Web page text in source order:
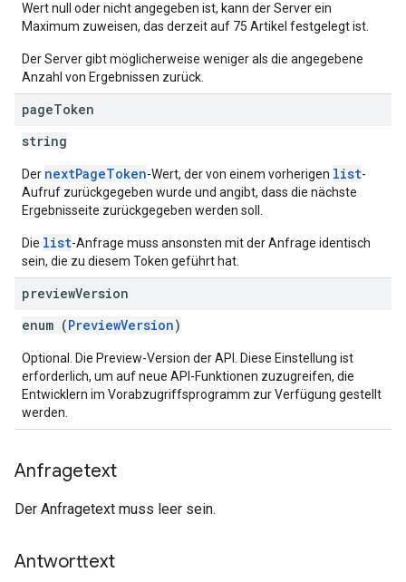
Wert null oder nicht angegeben ist, kann der Server ein
Maximum zuweisen, das derzeit auf 75 Artikel festgelegt ist.
Der Server gibt möglicherweise weniger als die angegebene
Anzahl von Ergebnissen zurück.
pageToken
string
Der nextPageToken-Wert, der von einem vorherigen list-
Aufruf zurückgegeben wurde und angibt, dass die nächste
Ergebnisseite zurückgegeben werden soll.
Die list-Anfrage muss ansonsten mit der Anfrage identisch
sein, die zu diesem Token geführt hat.
previewVersion
enum (PreviewVersion)
Optional. Die Preview-Version der API. Diese Einstellung ist
erforderlich, um auf neue API-Funktionen zuzugreifen, die
Entwicklern im Vorabzugriffsprogramm zur Verfügung gestellt
werden.
Anfragetext
Der Anfragetext muss leer sein.
Antworttext